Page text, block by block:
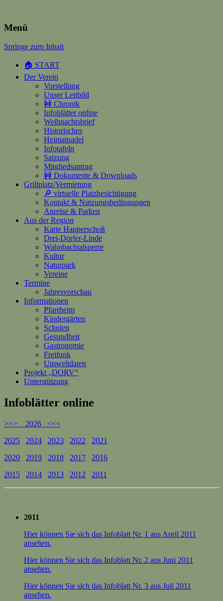
Heimatverein Happerschoss
Suchen
Menü
Springe zum Inhalt
🏠 START
Der Verein
Vorstellung
Unser Leitbild
🚧 Chronik
Infoblätter online
Weihnachtsbrief
Historisches
Heimatnadel
Infotafeln
Satzung
Mitgliedsantrag
🚧 Dokumente & Downloads
Grillplatz/Vermietung
🔎 virtuelle Platzbesichtigung
Kontakt & Nutzungsbedingungen
Anreise & Parken
Aus der Region
Karte Happerschoß
Drei-Dörfer-Linde
Wahnbachtalsperre
Kultur
Naturpark
Vereine
Termine
Jahresvorschau
Informationen
Pfarrheim
Kindergärten
Schulen
Gesundheit
Gastronomie
Freifunk
Umweltdaten
Projekt „DORV“
Unterstützung
Infoblätter online
>>> 2026 <<<
2025
2024 2023 2022
2021
2020
2019 2018 2017
2016
2015
2014 2013 2012 2011
2011
Hier können Sie sich das Infoblatt Nr. 1 aus April 2011
ansehen.
Hier können Sie sich das Infoblatt Nr. 2 aus Juni 2011
ansehen.
Hier können Sie sich das Infoblatt Nr. 3 aus Juli 2011
ansehen.